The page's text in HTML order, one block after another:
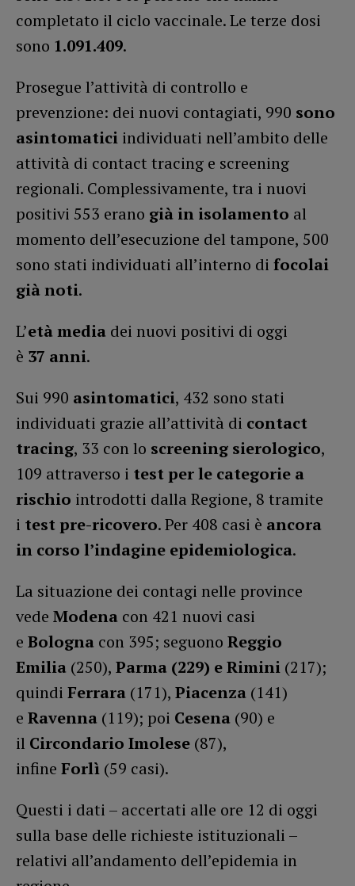
completato il ciclo vaccinale. Le terze dosi
sono 1.091.409.
Prosegue l’attività di controllo e
prevenzione: dei nuovi contagiati, 990 sono
asintomatici individuati nell’ambito delle
attività di contact tracing e screening
regionali. Complessivamente, tra i nuovi
positivi 553 erano già in isolamento al
momento dell’esecuzione del tampone, 500
sono stati individuati all’interno di focolai
già noti.
L’età media dei nuovi positivi di oggi
è 37 anni.
Sui 990 asintomatici, 432 sono stati
individuati grazie all’attività di contact
tracing, 33 con lo screening sierologico,
109 attraverso i test per le categorie a
rischio introdotti dalla Regione, 8 tramite
i test pre-ricovero. Per 408 casi è ancora
in corso l’indagine epidemiologica.
La situazione dei contagi nelle province
vede Modena con 421 nuovi casi
e Bologna con 395; seguono Reggio
Emilia (250), Parma (229) e Rimini (217);
quindi Ferrara (171), Piacenza (141)
e Ravenna (119); poi Cesena (90) e
il Circondario Imolese (87),
infine Forlì (59 casi).
Questi i dati – accertati alle ore 12 di oggi
sulla base delle richieste istituzionali –
relativi all’andamento dell’epidemia in